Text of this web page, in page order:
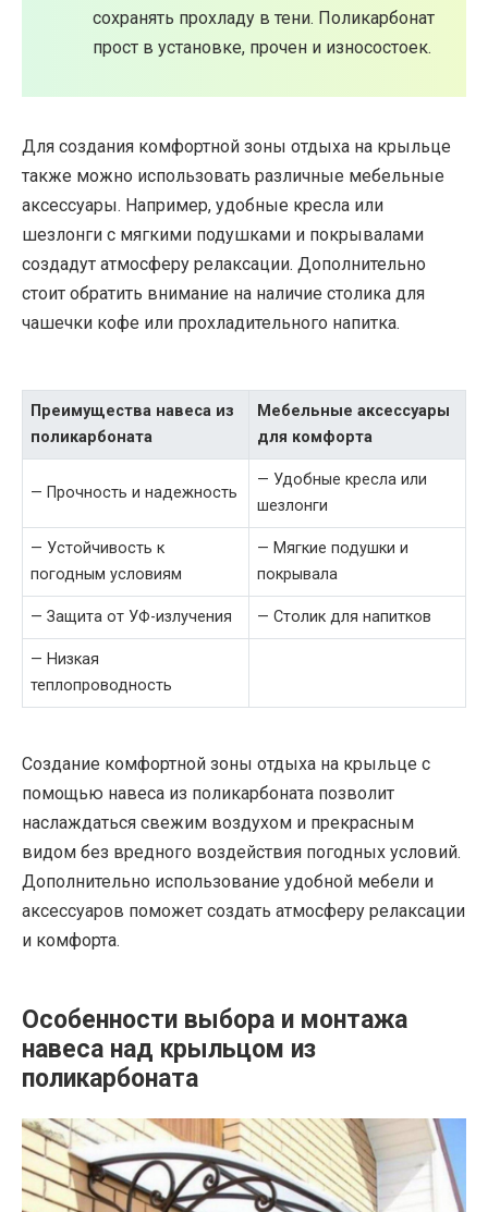
сохранять прохладу в тени. Поликарбонат
прост в установке, прочен и износостоек.
Для создания комфортной зоны отдыха на крыльце
также можно использовать различные мебельные
аксессуары. Например, удобные кресла или
шезлонги с мягкими подушками и покрывалами
создадут атмосферу релаксации. Дополнительно
стоит обратить внимание на наличие столика для
чашечки кофе или прохладительного напитка.
Преимущества навеса из
поликарбоната
Мебельные аксессуары
для комфорта
— Прочность и надежность
— Удобные кресла или
шезлонги
— Устойчивость к
погодным условиям
— Мягкие подушки и
покрывала
— Защита от УФ-излучения — Столик для напитков
— Низкая
теплопроводность
Создание комфортной зоны отдыха на крыльце с
помощью навеса из поликарбоната позволит
наслаждаться свежим воздухом и прекрасным
видом без вредного воздействия погодных условий.
Дополнительно использование удобной мебели и
аксессуаров поможет создать атмосферу релаксации
и комфорта.
Особенности выбора и монтажа
навеса над крыльцом из
поликарбоната